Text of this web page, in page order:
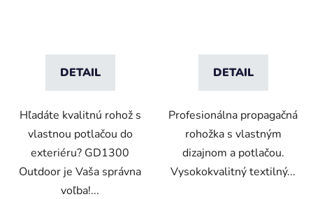
DETAIL
Hľadáte kvalitnú rohož s
vlastnou potlačou do
exteriéru? GD1300
Outdoor je Vaša správna
voľba!...
DETAIL
Profesionálna propagačná
rohožka s vlastným
dizajnom a potlačou.
Vysokokvalitný textilný...